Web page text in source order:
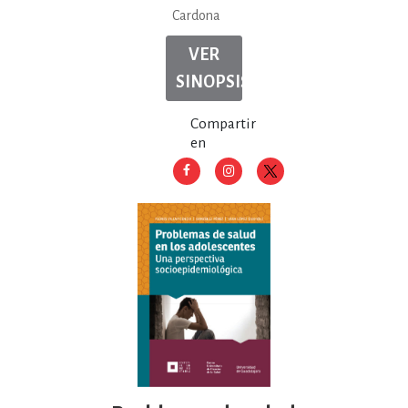
Cardona
VER
SINOPSIS
Compartir
en